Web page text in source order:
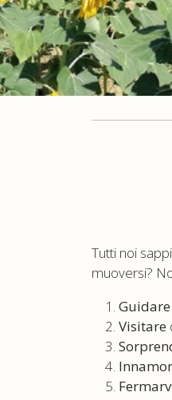
Tutti noi
muoversi?
Guidare
Visitare